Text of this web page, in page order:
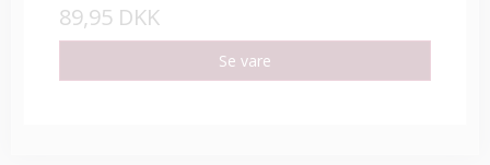
89,95 DKK
Se vare